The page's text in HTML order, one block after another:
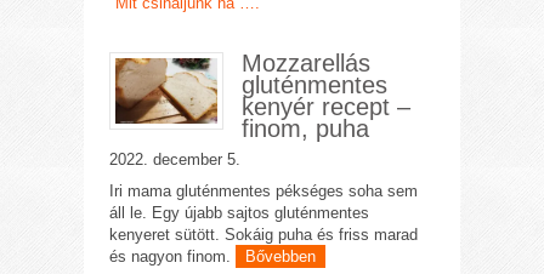
Mozzarellás
gluténmentes
kenyér recept –
finom, puha
2022. december 5.
Iri mama gluténmentes pékséges soha sem
áll le. Egy újabb sajtos gluténmentes
kenyeret sütött. Sokáig puha és friss marad
és nagyon finom.
Bővebben